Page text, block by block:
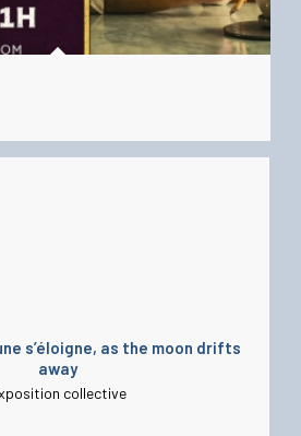
s’éloigne, as the moon drifts
away
collective